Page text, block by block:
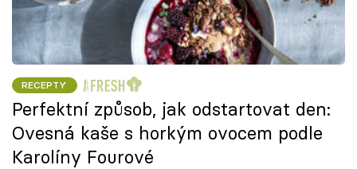
RECEPTY
Perfektní způsob, jak odstartovat den:
Ovesná kaše s horkým ovocem podle
Karolíny Fourové